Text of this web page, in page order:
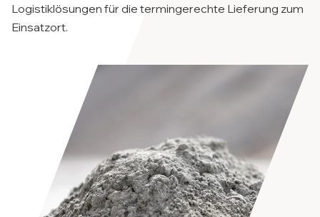
Logistiklösungen für die termingerechte Lieferung zum
Einsatzort.